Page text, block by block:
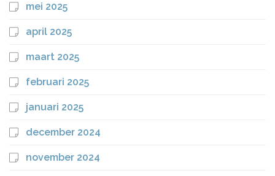
mei 2025
april 2025
maart 2025
februari 2025
januari 2025
december 2024
november 2024